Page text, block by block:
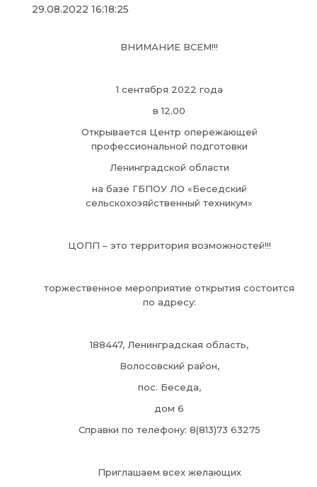
29.08.2022 16:18:25
ВНИМАНИЕ ВСЕМ!!!
1 сентября 2022 года
в 12.00
Открывается Центр опережающей
профессиональной подготовки
Ленинградской области
на базе ГБПОУ ЛО «Беседский
сельскохозяйственный техникум»
ЦОПП – это территория возможностей!!!
торжественное мероприятие открытия состоится
по адресу:
188447, Ленинградская область,
Волосовский район,
пос. Беседа,
дом 6
Справки по телефону: 8(813)73 63275
Приглашаем всех желающих